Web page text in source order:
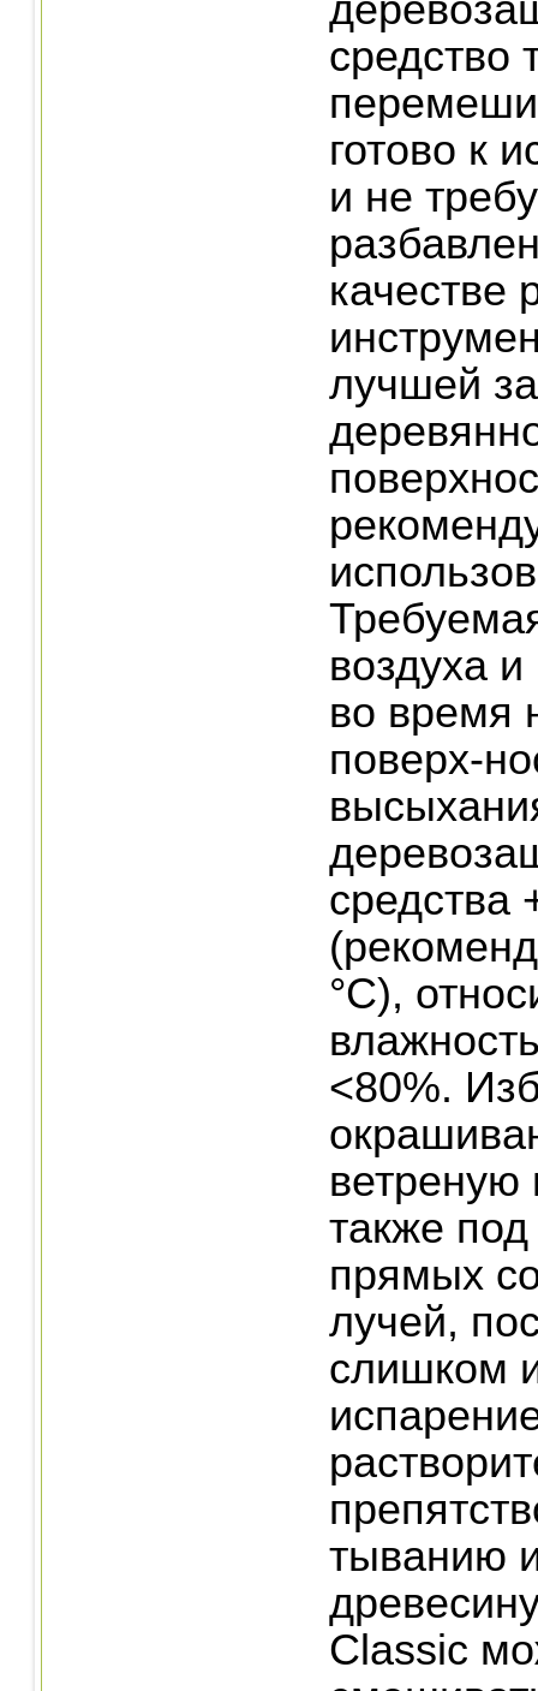
средство
готово к
и не
качестве
лучшей
воздуха
во время
поверх-
средства
°C),
<80%.
ветреную
также
прямых
лучей,
слишком
тыванию
Classic